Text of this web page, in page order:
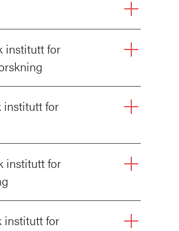
institutt for
institutt for
institutt for
institutt for